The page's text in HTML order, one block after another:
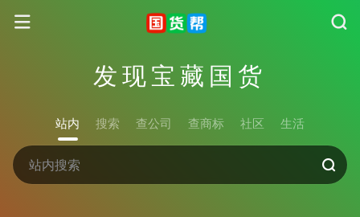
发现宝藏国货
站内 搜索 查公司 查商标 社区 生活